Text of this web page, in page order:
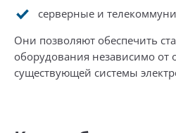
серверные и
Они позволяют обеспечить
оборудования независимо от
существующей системы